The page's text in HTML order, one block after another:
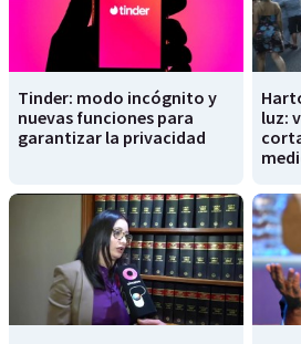
Tinder: modo incógnito y
nuevas funciones para
garantizar la privacidad
luz: